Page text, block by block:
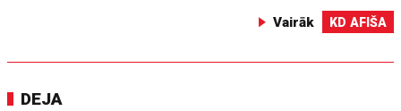
Vairāk KD AFIŠA
DEJA